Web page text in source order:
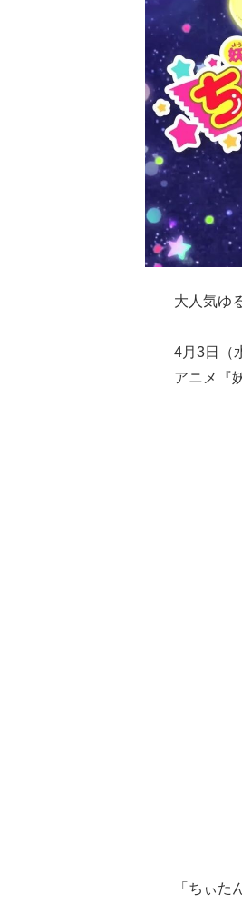
大人気ゆ
4月3日（
アニメ『
「ちぃ